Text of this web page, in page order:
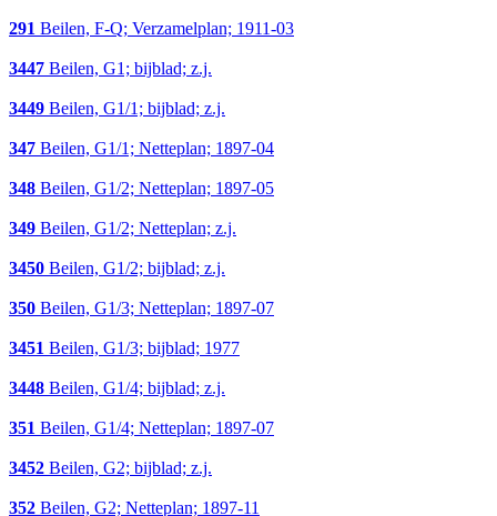
291 Beilen, F-Q; Verzamelplan; 1911-03
3447 Beilen, G1; bijblad; z.j.
3449 Beilen, G1/1; bijblad; z.j.
347 Beilen, G1/1; Netteplan; 1897-04
348 Beilen, G1/2; Netteplan; 1897-05
349 Beilen, G1/2; Netteplan; z.j.
3450 Beilen, G1/2; bijblad; z.j.
350 Beilen, G1/3; Netteplan; 1897-07
3451 Beilen, G1/3; bijblad; 1977
3448 Beilen, G1/4; bijblad; z.j.
351 Beilen, G1/4; Netteplan; 1897-07
3452 Beilen, G2; bijblad; z.j.
352 Beilen, G2; Netteplan; 1897-11